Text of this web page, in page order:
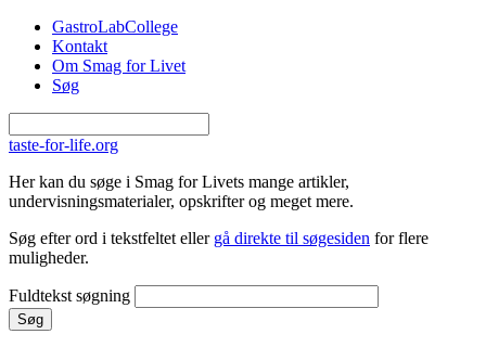
Gå til hovedindhold
GastroLabCollege
Kontakt
Om Smag for Livet
Søg
taste-for-life.org
Her kan du søge i Smag for Livets mange artikler,
undervisningsmaterialer, opskrifter og meget mere.
Søg efter ord i tekstfeltet eller gå direkte til søgesiden for flere
muligheder.
Fuldtekst søgning